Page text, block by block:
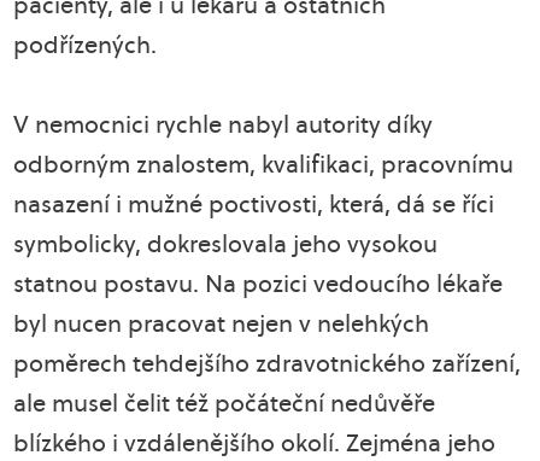
podřízených.
V nemocnici rychle nabyl autority díky
odborným znalostem, kvalifikaci, pracovnímu
nasazení i mužné poctivosti, která, dá se říci
symbolicky, dokreslovala jeho vysokou
statnou postavu. Na pozici vedoucího lékaře
byl nucen pracovat nejen v nelehkých
poměrech tehdejšího zdravotnického zařízení,
ale musel čelit též počáteční nedůvěře
blízkého i vzdálenějšího okolí. Zejména jeho